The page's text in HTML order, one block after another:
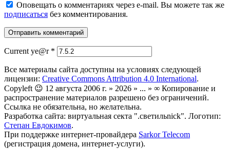
Оповещать о комментариях через e-mail. Вы можете так же
подписаться без комментирования.
Current ye@r *
Все материалы сайта доступны на условиях следующей
лицензии: Creative Commons Attribution 4.0 International.
Copyleft 😉 12 августа 2006 г. » 2026 » ... » ∞ Копирование и
распространение материалов разрешено без ограничений.
Ссылка не обязательна, но желательна.
Разработка сайта: виртуальная секта ".светильnick". Логотип:
Степан Евдокимов.
При поддержке интернет-провайдера Sarkor Telecom
(регистрация домена, интернет-услуги).